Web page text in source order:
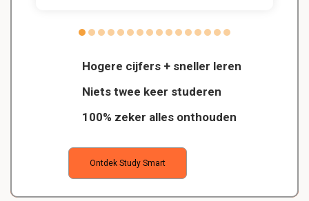
Hogere cijfers + sneller leren
Niets twee keer studeren
100% zeker alles onthouden
Ontdek Study Smart